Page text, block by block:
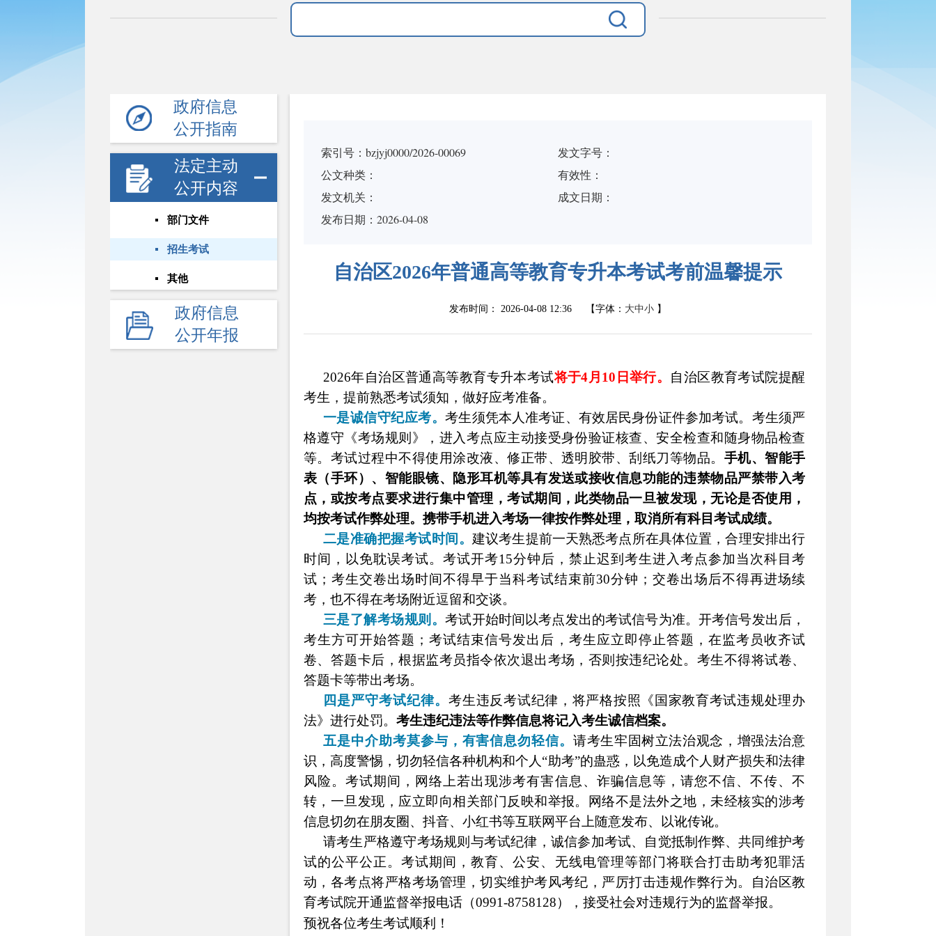
政府信息
公开指南
法定主动
公开内容
部门文件
招生考试
其他
政府信息
公开年报
索引号：bzjyj0000/2026-00069
发文字号：
公文种类：
有效性：
发文机关：
成文日期：
发布日期：2026-04-08
自治区2026年普通高等教育专升本考试考前温馨提示
发布时间： 2026-04-08 12:36 【字体： 大中小 】
2026年自治区普通高等教育专升本考试将于4月10日举行。 自治区教育考试院提醒
考生，提前熟悉考试须知，做好应考准备。
一是诚信守纪应考。考生须凭本人准考证、有效居民身份证件参加考试。考生须严
格遵守《考场规则》，进入考点应主动接受身份验证核查、安全检查和随身物品检查
等。 考试过程中不得使用涂改液、修正带、透明胶带、刮纸刀等物品。 手机、智能手
表（手环）、智能眼镜、隐形耳机等具有发送或接收信息功能的违禁物品严禁带入考
点，或按考点要求进行集中管理，考试期间，此类物品一旦被发现，无论是否使用，
均按考试作弊处理。携带手机进入考场一律按作弊处理，取消所有科目考试成绩。
二是准确把握考试时间。建议考生提前一天熟悉考点所在具体位置，合理安排出行
时间，以免耽误考试。考试开考15分钟后，禁止迟到考生进入考点参加当次科目考
试；考生交卷出场时间不得早于当科考试结束前30分钟；交卷出场后不得再进场续
考，也不得在考场附近逗留和交谈。
三是了解考场规则。考试开始时间以考点发出的考试信号为准。开考信号发出后，
考生方可开始答题；考试结束信号发出后，考生应立即停止答题，在监考员收齐试
卷、答题卡后，根据监考员指令依次退出考场，否则按违纪论处。考生不得将试卷、
答题卡等带出考场。
四是严守考试纪律。考生违反考试纪律，将严格按照《国家教育考试违规处理办
法》进行处罚。 考生违纪违法等作弊信息将记入考生诚信档案。
五是中介助考莫参与，有害信息勿轻信。请考生牢固树立法治观念，增强法治意
识，高度警惕，切勿轻信各种机构和个人 “助考”的蛊惑，以免造成个人财产损失和法律
风险。考试期间，网络上若出现涉考有害信息、诈骗信息等，请您不信、不传、不
转，一旦发现，应立即向相关部门反映和举报。网络不是法外之地，未经核实的涉考
信息切勿在朋友圈、抖音、小红书等互联网平台上随意发布、以讹传讹。
请考生严格遵守考场规则与考试纪律，诚信参加考试、自觉抵制作弊、共同维护考
试的公平公正。考试期间，教育、公安、无线电管理等部门将联合打击助考犯罪活
动，各考点将严格考场管理，切实维护考风考纪，严厉打击违规作弊行为。
自治区教
育考试院开通监督举报电话（0991-8758128），接受社会对违规行为的监督举报。
预祝各位考生考试顺利！